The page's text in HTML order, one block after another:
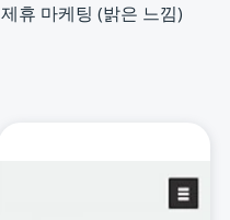
제휴 마케팅 (밝은 느낌)